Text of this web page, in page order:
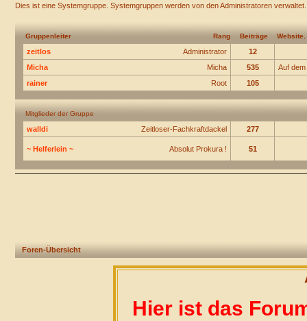
Dies ist eine Systemgruppe. Systemgruppen werden von den Administratoren verwaltet.
Rang
Gruppenleiter Beiträge Website
Administrator
zeitlos
12
Micha
Micha 535
Auf
Root
rainer 105
Mitglieder der Gruppe
Zeitloser-Fachkraftdackel
walldi 277
Absolut Prokura !
~ Helferlein ~ 51
Foren-Übersicht
Hier ist das